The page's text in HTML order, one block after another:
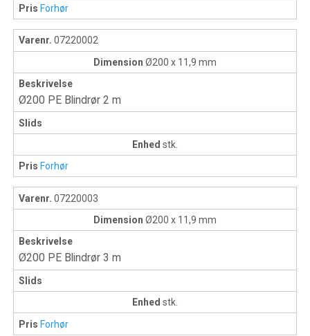
Pris Forhør
Varenr. 07220002
Dimension Ø200 x 11,9 mm
Beskrivelse
Ø200 PE Blindrør 2 m
Slids
Enhed stk.
Pris Forhør
Varenr. 07220003
Dimension Ø200 x 11,9 mm
Beskrivelse
Ø200 PE Blindrør 3 m
Slids
Enhed stk.
Pris Forhør